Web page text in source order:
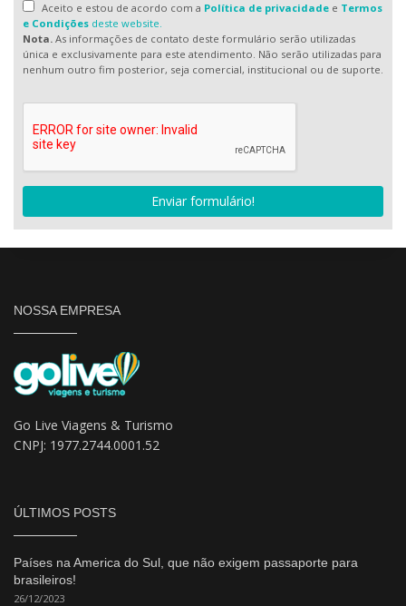
Aceito e estou de acordo com a Política de privacidadee Termos
e Condições deste website.
Nota. As informações de contato deste formulário serão utilizadas
única e exclusivamente para este atendimento. Não serão utilizadas para
nenhum outro fim posterior, seja comercial, institucional ou de suporte.
Enviar formulário!
NOSSA EMPRESA
Go Live Viagens & Turismo
CNPJ: 1977.2744.0001.52
ÚLTIMOS POSTS
Países na America do Sul, que não exigem passaporte para
brasileiros!
26/12/2023